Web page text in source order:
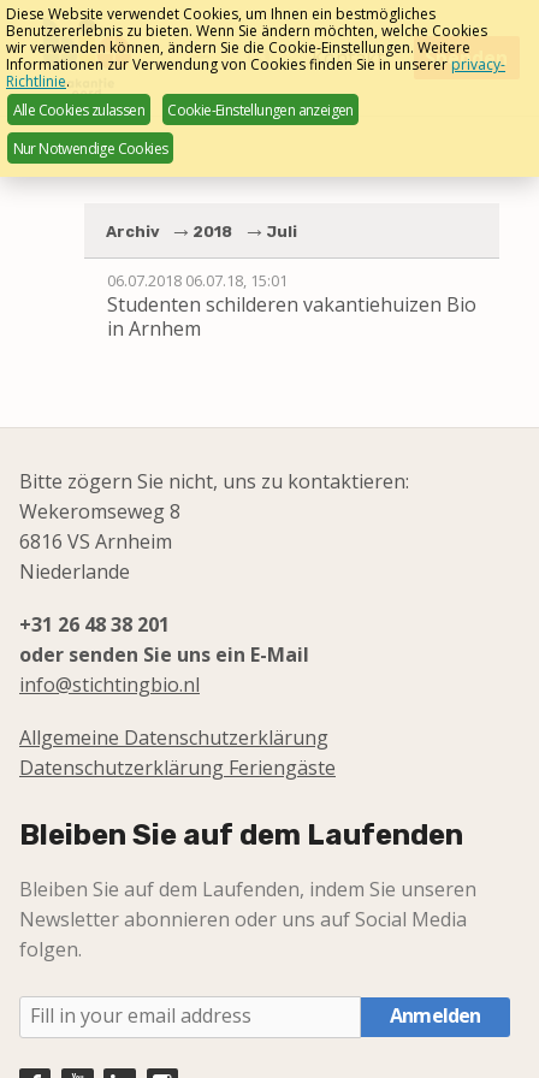
Skip
links
Jump
to
navigation
Jump
Meest gestelde vragen
naar de Bio Manege >>
Menu
Kontakt Spenden
Archiv 2018 Juli
06.07.201806.07.18, 15:01
Studenten schilderen vakantiehuizen Bio
in Arnhem
Bitte zögern Sie nicht, uns zu kontaktieren:
Wekeromseweg 8
6816 VS Arnheim
Niederlande
+31 26 48 38 201
oder senden Sie uns ein E-Mail
info@stichtingbio.nl
Allgemeine Datenschutzerklärung
Datenschutzerklärung Feriengäste
Bleiben Sie auf dem Laufenden
Bleiben Sie auf dem Laufenden, indem Sie unseren
Newsletter abonnieren oder uns auf Social Media
folgen.
Anmelden
Diese Website verwendet Cookies, um Ihnen ein bestmögliches
Benutzererlebnis zu bieten. Wenn Sie ändern möchten, welche Cookies
wir verwenden können, ändern Sie die Cookie-Einstellungen. Weitere
Informationen zur Verwendung von Cookies finden Sie in unsererprivacy-
Richtlinie.
Alle Cookies zulassen
Cookie-Einstellungen anzeigen
Nur Notwendige Cookies